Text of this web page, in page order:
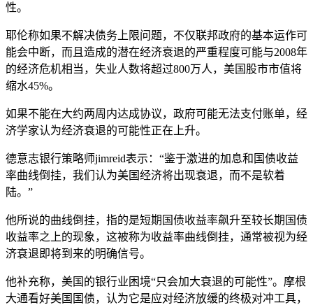
性。
耶伦称如果不解决债务上限问题，不仅联邦政府的基本运作可
能会中断，而且造成的潜在经济衰退的严重程度可能与2008年
的经济危机相当，失业人数将超过800万人，美国股市市值将
缩水45%。
如果不能在大约两周内达成协议，政府可能无法支付账单，经
济学家认为经济衰退的可能性正在上升。
德意志银行策略师jimreid表示：“鉴于激进的加息和国债收益
率曲线倒挂，我们认为美国经济将出现衰退，而不是软着
陆。”
他所说的曲线倒挂，指的是短期国债收益率飙升至较长期国债
收益率之上的现象，这被称为收益率曲线倒挂，通常被视为经
济衰退即将到来的明确信号。
他补充称，美国的银行业困境“只会加大衰退的可能性”。摩根
大通看好美国国债，认为它是应对经济放缓的终极对冲工具，